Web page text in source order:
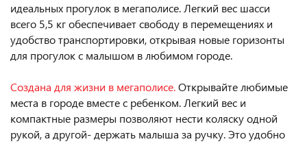
идеальных прогулок в мегаполисе. Легкий вес шасси
всего 5,5 кг обеспечивает свободу в перемещениях и
удобство транспортировки, открывая новые горизонты
для прогулок с малышом в любимом городе.
Создана для жизни в мегаполисе.Открывайте любимые
места в городе вместе с ребенком. Легкий вес и
компактные размеры позволяют нести коляску одной
рукой, а другой- держать малыша за ручку. Это удобно